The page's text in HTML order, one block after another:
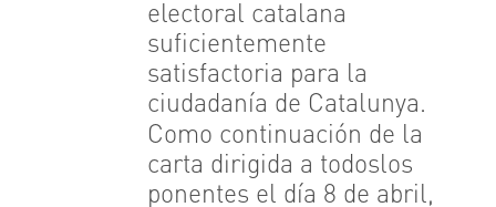
electoral catalana
suficientemente
satisfactoria para la
ciudadanía de Catalunya.
Como continuación de la
carta dirigida a todoslos
ponentes el día 8 de abril,